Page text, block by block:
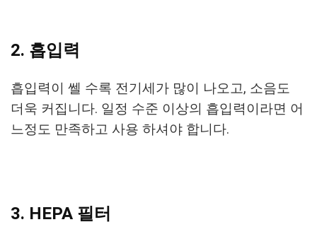
2. 흡입력
흡입력이 쎌 수록 전기세가 많이 나오고, 소음도
더욱 커집니다. 일정 수준 이상의 흡입력이라면 어
느정도 만족하고 사용 하셔야 합니다.
3. HEPA 필터